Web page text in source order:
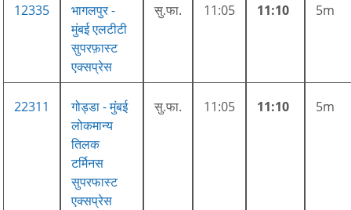
12335
भागलपुर -
मुंबई एलटीटी
सुपरफ़ास्ट
एक्सप्रेस
सु.फा. 11:05 11:10 5m
22311
गोड्डा - मुंबई
लोकमान्य
तिलक
टर्मिनस
सुपरफास्ट
एक्सप्रेस
सु.फा. 11:05 11:10 5m